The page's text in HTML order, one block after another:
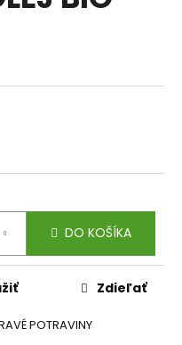
DO KOŠÍKA
POTRAVINY
Zdieľať